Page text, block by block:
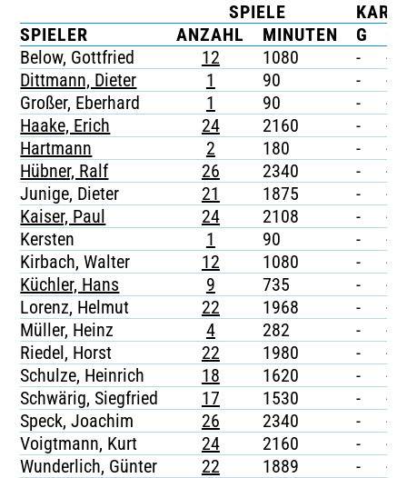
TICKETING
SPIELE
SPIELER
ANZAHL MINUTEN G
Below, Gottfried
12 1080 -
-
Dittmann, Dieter
1 90 -
-
Großer, Eberhard
1 90 -
-
Haake, Erich
24 2160 -
-
Hartmann
2 180 -
-
Hübner, Ralf
26 2340 -
-
Junige, Dieter
21 1875 -
-
Kaiser, Paul
24 2108 -
-
Kersten
1 90 -
-
Kirbach, Walter
12 1080 -
-
Küchler, Hans
9 735 -
-
Lorenz, Helmut
22 1968 -
-
Müller, Heinz
4 282 -
-
Riedel, Horst
22 1980 -
-
Schulze, Heinrich
18 1620 -
-
Schwärig, Siegfried
17 1530 -
-
Speck, Joachim
26 2340 -
-
Voigtmann, Kurt
24 2160 -
-
Wunderlich, Günter
22 1889 - -